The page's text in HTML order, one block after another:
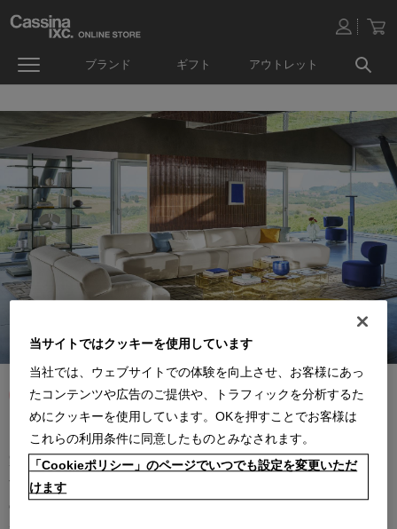
ブランド ギフト アウトレット
カッシーナは創業以来、インテリアの未来をデザインし続けてきた
家具業界では数少ないリーディングブランドとして知られていま
す。17世紀、イタリアで誕生したカッシーナは、教会の木製チェア
の製造に始まり、その後豪華客船の内装などを手掛け、技術力を確
当サイトではクッキーを使用しています
当社では、ウェブサイトでの体験を向上させ、お客様にあっ
たコンテンツや広告のご提供や、トラフィックを分析するた
めにクッキーを使用しています。OKを押すことでお客様は
これらの利用条件に同意したものとみなされます。
「Cookieポリシー」のページでいつでも設定を変更いただ
けます